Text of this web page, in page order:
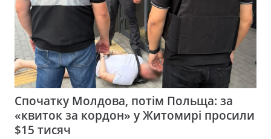
Спочатку Молдова, потім Польща: за
«квиток за кордон» у Житомирі просили
$15 тисяч